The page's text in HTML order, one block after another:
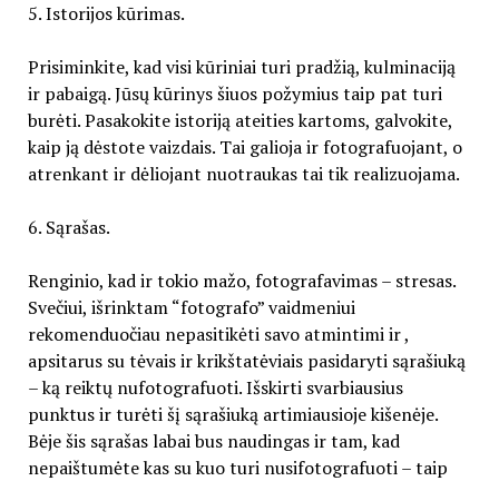
5. Istorijos kūrimas.
Prisiminkite, kad visi kūriniai turi pradžią, kulminaciją
ir pabaigą. Jūsų kūrinys šiuos požymius taip pat turi
burėti. Pasakokite istoriją ateities kartoms, galvokite,
kaip ją dėstote vaizdais. Tai galioja ir fotografuojant, o
atrenkant ir dėliojant nuotraukas tai tik realizuojama.
6. Sąrašas.
Renginio, kad ir tokio mažo, fotografavimas – stresas.
Svečiui, išrinktam “fotografo” vaidmeniui
rekomenduočiau nepasitikėti savo atmintimi ir ,
apsitarus su tėvais ir krikštatėviais pasidaryti sąrašiuką
– ką reiktų nufotografuoti. Išskirti svarbiausius
punktus ir turėti šį sąrašiuką artimiausioje kišenėje.
Bėje šis sąrašas labai bus naudingas ir tam, kad
nepaištumėte kas su kuo turi nusifotografuoti – taip